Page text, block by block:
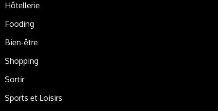
Hôtellerie
Fooding
Bien-être
Shopping
Sortir
Sports et Loisirs